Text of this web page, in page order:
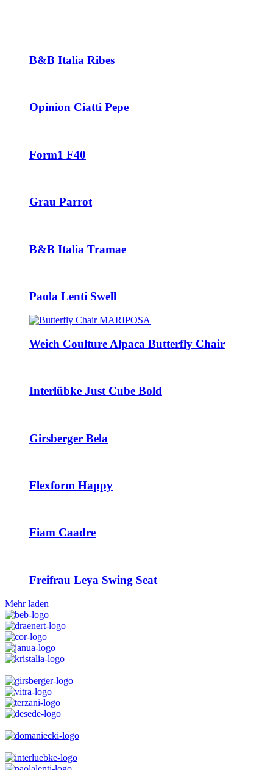
B&B Italia Ribes
Opinion Ciatti Pepe
Form1 F40
Grau Parrot
B&B Italia Tramae
Paola Lenti Swell
Weich Coulture Alpaca Butterfly Chair
Interlübke Just Cube Bold
Girsberger Bela
Flexform Happy
Fiam Caadre
Freifrau Leya Swing Seat
Mehr laden